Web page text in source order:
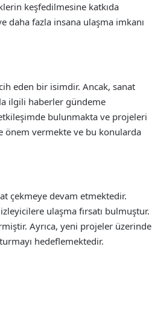
keşfedilmesine katkıda
daha fazla insana ulaşma imkanı
eden bir isimdir. Ancak, sanat
ilgili haberler gündeme
bulunmakta ve projeleri
önem vermekte ve bu konularda
çekmeye devam etmektedir.
ulaşma fırsatı bulmuştur.
Ayrıca, yeni projeler üzerinde
hedeflemektedir.